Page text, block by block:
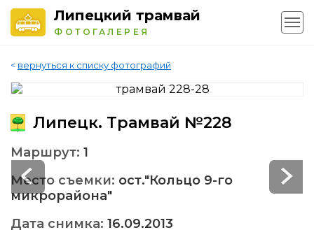
Липецкий трамвай
ФОТОГАЛЕРЕЯ
< вернуться к списку фотографий
Липецк. Трамвай №228
Маршрут: 1
Место съемки: ост."Кольцо 9-го
микрорайона"
Дата снимка: 16.09.2013